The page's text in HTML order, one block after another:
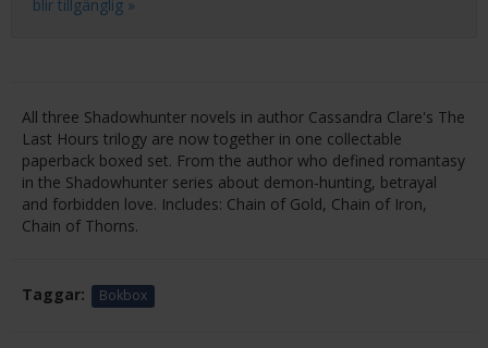
blir tillgänglig »
All three Shadowhunter novels in author Cassandra Clare's The
Last Hours trilogy are now together in one collectable
paperback boxed set. From the author who defined romantasy
in the Shadowhunter series about demon-hunting, betrayal
and forbidden love. Includes: Chain of Gold, Chain of Iron,
Chain of Thorns.
Taggar: Bokbox